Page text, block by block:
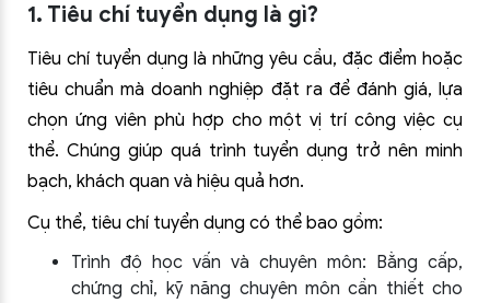
1. Tiêu chí tuyển dụng là gì?
Tiêu chí tuyển dụng là những yêu cầu, đặc điểm hoặc
tiêu chuẩn mà doanh nghiệp đặt ra để đánh giá, lựa
chọn ứng viên phù hợp cho một vị trí công việc cụ
thể. Chúng giúp quá trình tuyển dụng trở nên minh
bạch, khách quan và hiệu quả hơn.
Cụ thể, tiêu chí tuyển dụng có thể bao gồm:
Trình độ học vấn và chuyên môn: Bằng cấp,
chứng chỉ, kỹ năng chuyên môn cần thiết cho